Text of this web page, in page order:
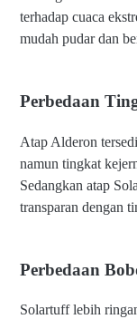
terhadap cuaca
mudah pudar dan
Perbedaan
Atap Alderon
namun tingkat
Sedangkan atap
transparan dengan
Perbedaan
Solartuff lebih